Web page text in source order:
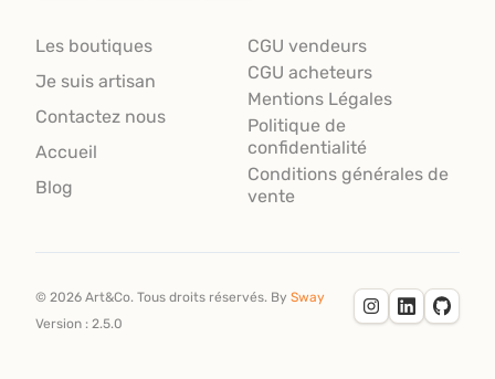
Les boutiques
Je suis artisan
Contactez nous
Accueil
Blog
CGU vendeurs
CGU acheteurs
Mentions Légales
Politique de
confidentialité
Conditions générales de
vente
© 2026 Art&Co. Tous droits réservés. By Sway
Version : 2.5.0